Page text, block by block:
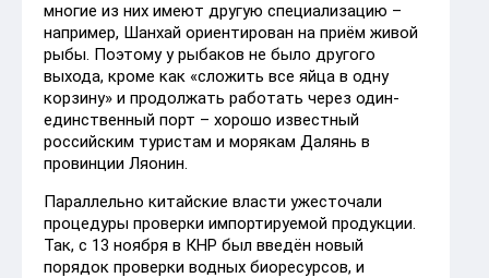
многие из них имеют другую специализацию –
например, Шанхай ориентирован на приём живой
рыбы. Поэтому у рыбаков не было другого
выхода, кроме как «сложить все яйца в одну
корзину» и продолжать работать через один-
единственный порт – хорошо известный
российским туристам и морякам Далянь в
провинции Ляонин.
Параллельно китайские власти ужесточали
процедуры проверки импортируемой продукции.
Так, с 13 ноября в КНР был введён новый
порядок проверки водных биоресурсов, и